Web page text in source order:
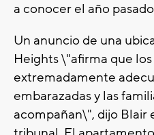
a conocer el año
Un anuncio de una
Heights \"afirma que
extremadamente
embarazadas y las
acompañan\", dijo Blair